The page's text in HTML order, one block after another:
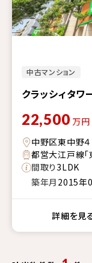
中古マンション
クラッシィタワ
22,500 万円
中野区東中野
都営大江戸線
間取り3LDK
築年月 2015年
詳細を見